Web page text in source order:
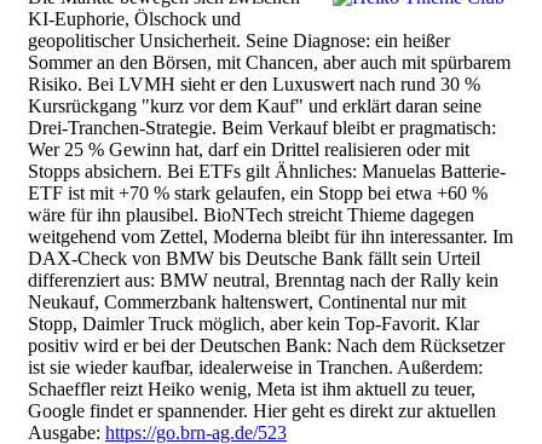
KI-Euphorie, Ölschock und
geopolitischer Unsicherheit. Seine Diagnose: ein heißer
Sommer an den Börsen, mit Chancen, aber auch mit spürbarem
Risiko. Bei LVMH sieht er den Luxuswert nach rund 30 %
Kursrückgang "kurz vor dem Kauf" und erklärt daran seine
Drei-Tranchen-Strategie. Beim Verkauf bleibt er pragmatisch:
Wer 25 % Gewinn hat, darf ein Drittel realisieren oder mit
Stopps absichern. Bei ETFs gilt Ähnliches: Manuelas Batterie-
ETF ist mit +70 % stark gelaufen, ein Stopp bei etwa +60 %
wäre für ihn plausibel. BioNTech streicht Thieme dagegen
weitgehend vom Zettel, Moderna bleibt für ihn interessanter. Im
DAX-Check von BMW bis Deutsche Bank fällt sein Urteil
differenziert aus: BMW neutral, Brenntag nach der Rally kein
Neukauf, Commerzbank haltenswert, Continental nur mit
Stopp, Daimler Truck möglich, aber kein Top-Favorit. Klar
positiv wird er bei der Deutschen Bank: Nach dem Rücksetzer
ist sie wieder kaufbar, idealerweise in Tranchen. Außerdem:
Schaeffler reizt Heiko wenig, Meta ist ihm aktuell zu teuer,
Google findet er spannender. Hier geht es direkt zur aktuellen
Ausgabe: https://go.brn-ag.de/523